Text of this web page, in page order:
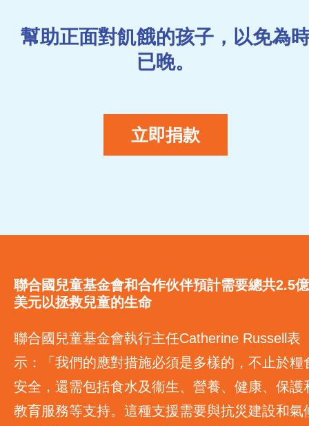
幫助正面對飢餓的孩子，以免為
已晚。
立即捐款
聯合國兒童基金會和合作伙伴預計需要總共2.5億
美元以拯救兒童的生命
聯合國兒童基金會執行主任Catherine Russell表
示：「我們的應對措施必須是多樣的，不止於糧
安全，還需包括食水及衞生、營養、健康、保護
教育服務等支持。這種支援需要與抗災建設和氣